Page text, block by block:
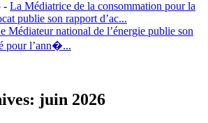
- La Médiatrice de la consommation pour la
publie son rapport d’ac...
Médiateur national de l’énergie publie son
pour l’ann�...
juin 2026